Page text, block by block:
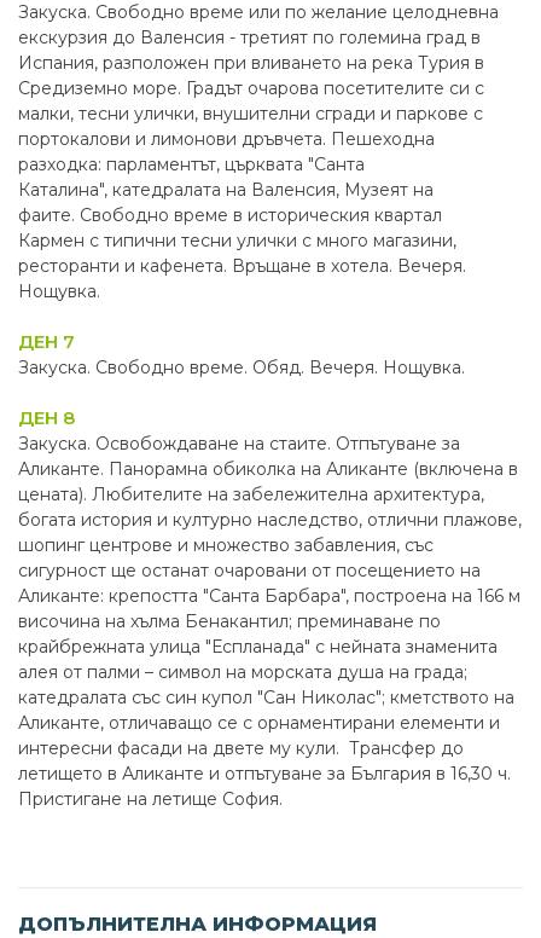
Закуска. Свободно време или по желание целодневна
екскурзия до Валенсия - третият по големина град в
Испания, разположен при вливането на река Турия в
Средиземно море. Градът очарова посетителите си с
малки, тесни улички, внушителни сгради и паркове с
портокалови и лимонови дръвчета. Пешеходна
разходка: парламентът, църквата "Санта
Каталина", катедралата на Валенсия, Музеят на
фаите. Свободно време в историческия квартал
Кармен с типични тесни улички с много магазини,
ресторанти и кафенета. Връщане в хотела. Вечеря.
Нощувка.
ДЕН 7
Закуска. Свободно време. Обяд. Вечеря. Нощувка.
ДЕН 8
Закуска. Освобождаване на стаите. Отпътуване за
Аликанте. Панорамна обиколка на Аликанте (включена в
цената). Любителите на забележителна архитектура,
богата история и културно наследство, отлични плажове,
шопинг центрове и множество забавления, със
сигурност ще останат очаровани от посещението на
Аликанте: крепостта "Санта Барбара", построена на 166 м
височина на хълма Бенакантил; преминаване по
крайбрежната улица "Еспланада" с нейната знаменита
алея от палми – символ на морската душа на града;
катедралата със син купол "Сан Николас"; кметството на
Аликанте, отличаващо се с орнаментирани елементи и
интересни фасади на двете му кули. Трансфер до
летището в Аликанте и отпътуване за България в 16,30 ч.
Пристигане на летище София.
ДОПЪЛНИТЕЛНА ИНФОРМАЦИЯ